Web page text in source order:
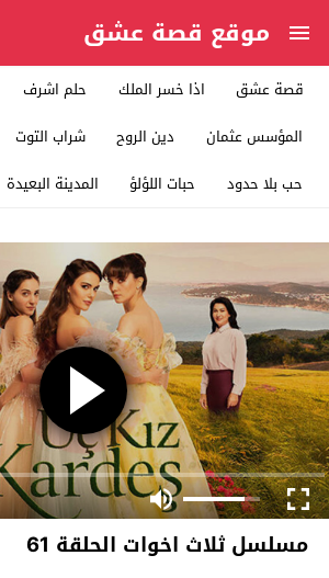
موقع قصة عشق
قصة عشق اذا خسر الملك حلم اشرف
المؤسس عثمان
دين الروح شراب التوت
حب بلا حدود
حبات اللؤلؤ المدينة البعيدة
مسلسل ثلاث اخوات الحلقة 61